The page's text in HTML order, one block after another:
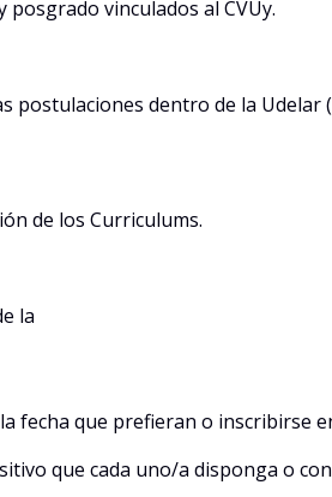
vinculados al CVUy.
postulaciones dentro de la
de los Curriculums.
la
que prefieran o inscribirse
que cada uno/a disponga o